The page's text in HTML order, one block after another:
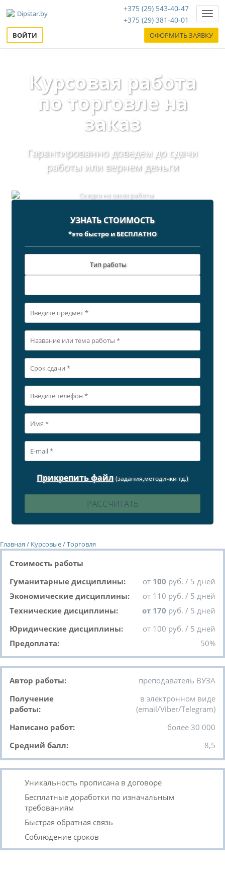
+375 (29) 543-40-47
+375 (29) 381-40-01
ВОЙТИ ОФОРМИТЬ ЗАЯВКУ
Курсовая работа
по торговле на
заказ
Гарантированно доведем до сдачи
работы или вернем деньги
УЗНАТЬ СТОИМОСТЬ
*это быстро и БЕСПЛАТНО
Тип работы
Прикрепить файл (задания,методички тд.)
Главная / Курсовые/Торговля
Стоимость работы
Гуманитарные дисциплины:
от 100 руб. / 5 дней
Экономические дисциплины:
от 110 руб. / 5 дней
Технические дисциплины:
от 170 руб. / 5 дней
Юридические дисциплины:
от 100 руб. / 5 дней
Предоплата:
50%
Автор работы:
преподаватель ВУЗА
Получение
работы:
в электронном виде
(email/Viber/Telegram)
Написано работ:
более 30 000
Средний балл:
8,5
Уникальность прописана в договоре
Бесплатные доработки по изначальным
требованиям
Быстрая обратная связь
Соблюдение сроков